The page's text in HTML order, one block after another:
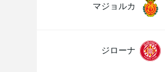
マジョルカ
ジローナ